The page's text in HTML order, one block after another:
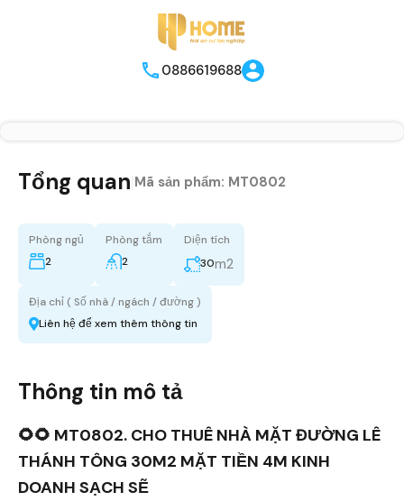
0886619688
Tổng quan Mã sản phẩm: MT0802
Phòng ngủ
2
Phòng tắm
2
Diện tích
30m2
Địa chỉ ( Số nhà / ngách / đường )
Liên hệ để xem thêm thông tin
Thông tin mô tả
🌻🌻 MT0802. CHO THUÊ NHÀ MẶT ĐƯỜNG LÊ
THÁNH TÔNG 30M2 MẶT TIỀN 4M KINH
DOANH SẠCH SẼ